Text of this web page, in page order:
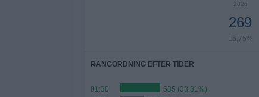
2026
269
16,75%
RANGORDNING EFTER TIDER
01:30
535 (33,31%)